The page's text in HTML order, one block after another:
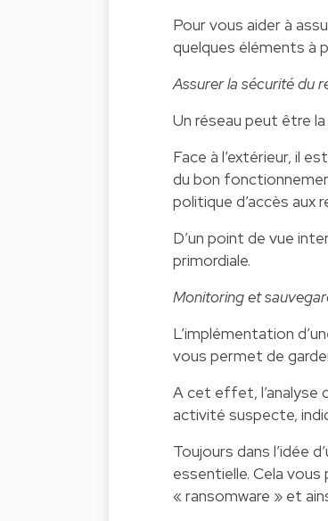
Pour vous aider à
quelques éléments à
Assurer la sécurité du
Un réseau peut être
Face à l’extérieur, il
du bon
politique d’accès aux
D’un point de vue
primordiale.
Monitoring et
L’implémentation
vous permet de
A cet effet, l’analyse
activité suspecte,
Toujours dans l’idée
essentielle. Cela
« ransomware » et